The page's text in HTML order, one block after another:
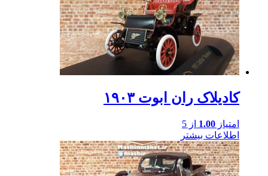
کادیلاک ران ابوت ۱۹۰۳
امتیاز 1.00 از 5
اطلاعات بیشتر